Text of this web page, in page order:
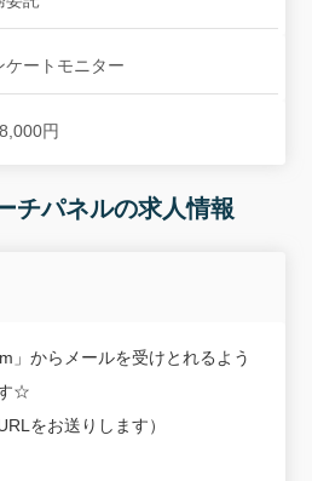
ケートモニター
円
チパネルの求人情報
」からメールを受けとれるよう
☆
をお送りします）